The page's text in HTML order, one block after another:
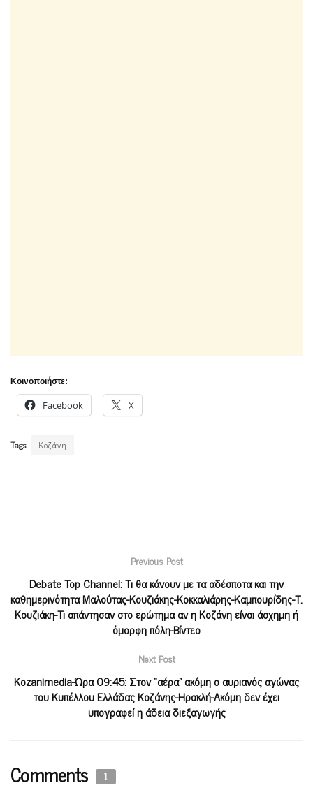
Κοινοποιήστε:
Facebook X
Tags: Κοζάνη
Previous Post
Debate Top Channel: Τι θα κάνουν με τα αδέσποτα και την
καθημερινότητα Μαλούτας-Κουζιάκης-Κοκκαλιάρης-Καμπουρίδης-Τ.
Κουζιάκη-Τι απάντησαν στο ερώτημα αν η Κοζάνη είναι άσχημη ή
όμορφη πόλη-Βίντεο
Next Post
Kozanimedia-Ώρα 09:45: Στον “αέρα” ακόμη ο αυριανός αγώνας
του Κυπέλλου Ελλάδας Κοζάνης-Ηρακλή-Ακόμη δεν έχει
υπογραφεί η άδεια διεξαγωγής
Comments 1